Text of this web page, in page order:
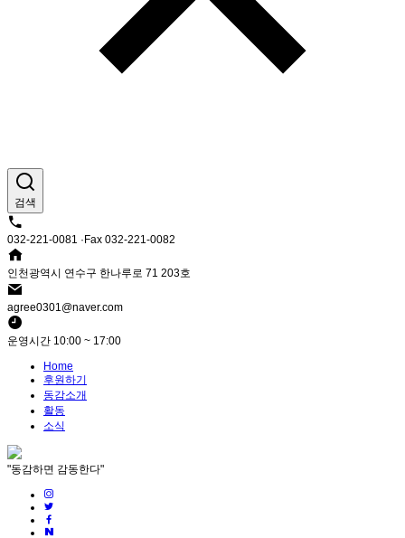
검색
032-221-0081 ·Fax 032-221-0082
인천광역시 연수구 한나루로 71 203호
agree0301@naver.com
운영시간 10:00 ~ 17:00
Home
후원하기
동감소개
활동
소식
"동감하면 감동한다"